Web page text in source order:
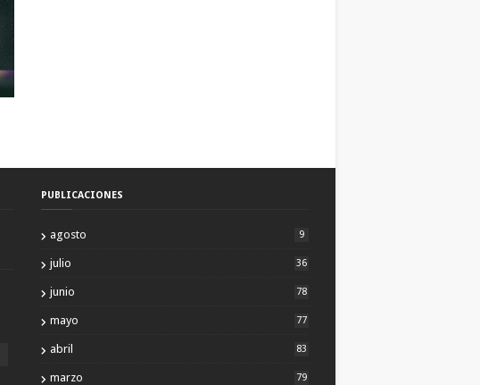
PUBLICACIONES
agosto 9
julio 36
junio 78
mayo 77
abril 83
marzo 79